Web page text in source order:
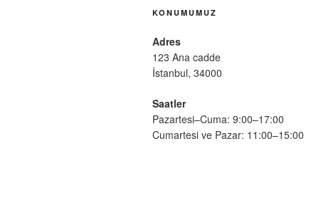
KONUMUMUZ
Adres
123 Ana cadde
İstanbul, 34000
Saatler
Pazartesi–Cuma: 9:00–17:00
Cumartesi ve Pazar: 11:00–15:00